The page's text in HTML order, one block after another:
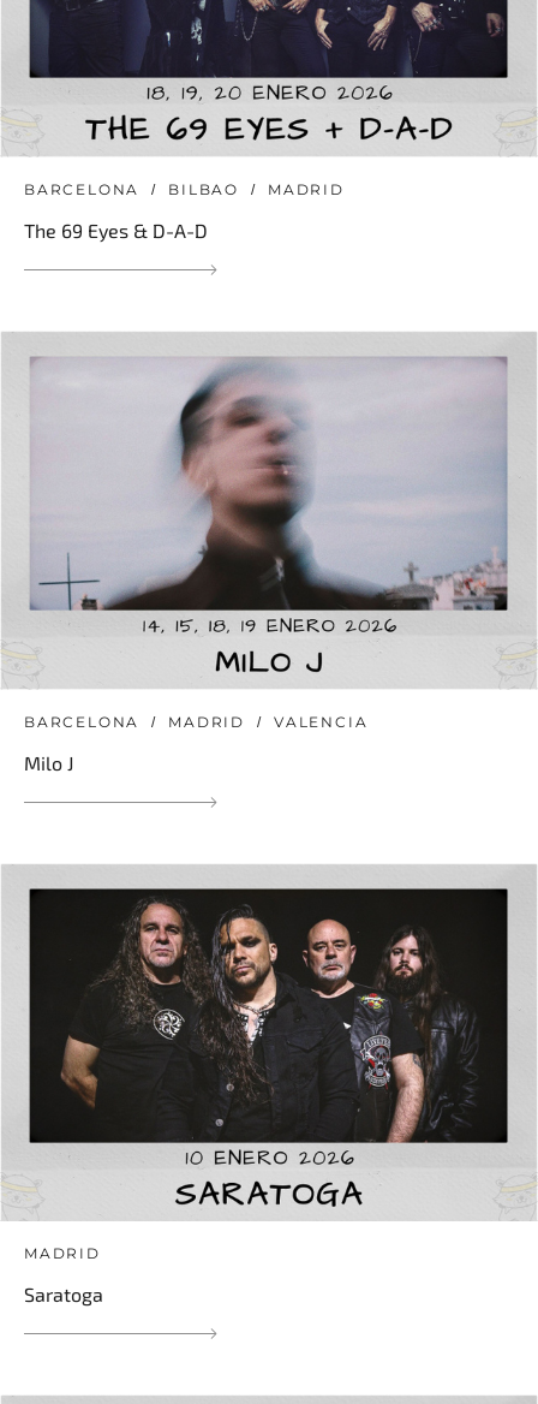
BARCELONA BILBAO MADRID
The 69 Eyes & D-A-D
BARCELONA MADRID VALENCIA
Milo J
MADRID
Saratoga